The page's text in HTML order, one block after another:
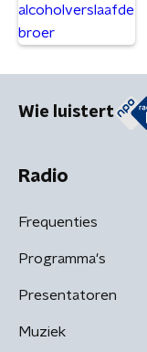
Wie luistert
Radio
Frequenties
Programma's
Presentatoren
Muziek